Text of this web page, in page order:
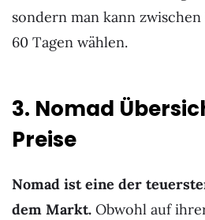
sondern man kann zwischen
60 Tagen wählen.
3. Nomad
Preise
Nomad ist eine der
dem Markt. Obwohl auf